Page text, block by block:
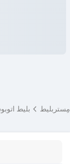
مِستربلیط بلیط